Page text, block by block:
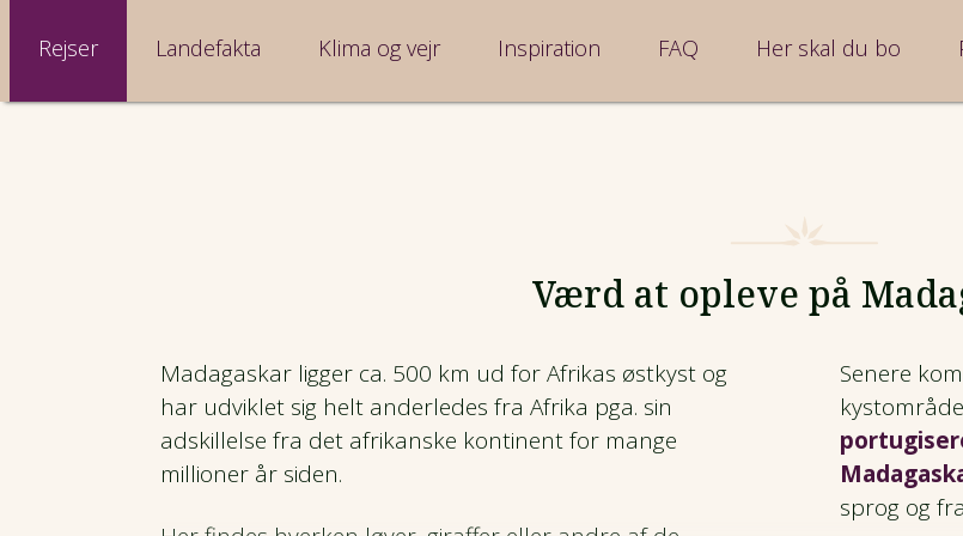
Rejser Landefakta Klima og vejr Inspiration FAQ Her skal du bo
Værd at opleve på
Madagaskar ligger ca. 500 km ud for Afrikas østkyst og
har udviklet sig helt anderledes fra Afrika pga. sin
adskillelse fra det afrikanske kontinent for mange
millioner år siden.
Senere
sprog og